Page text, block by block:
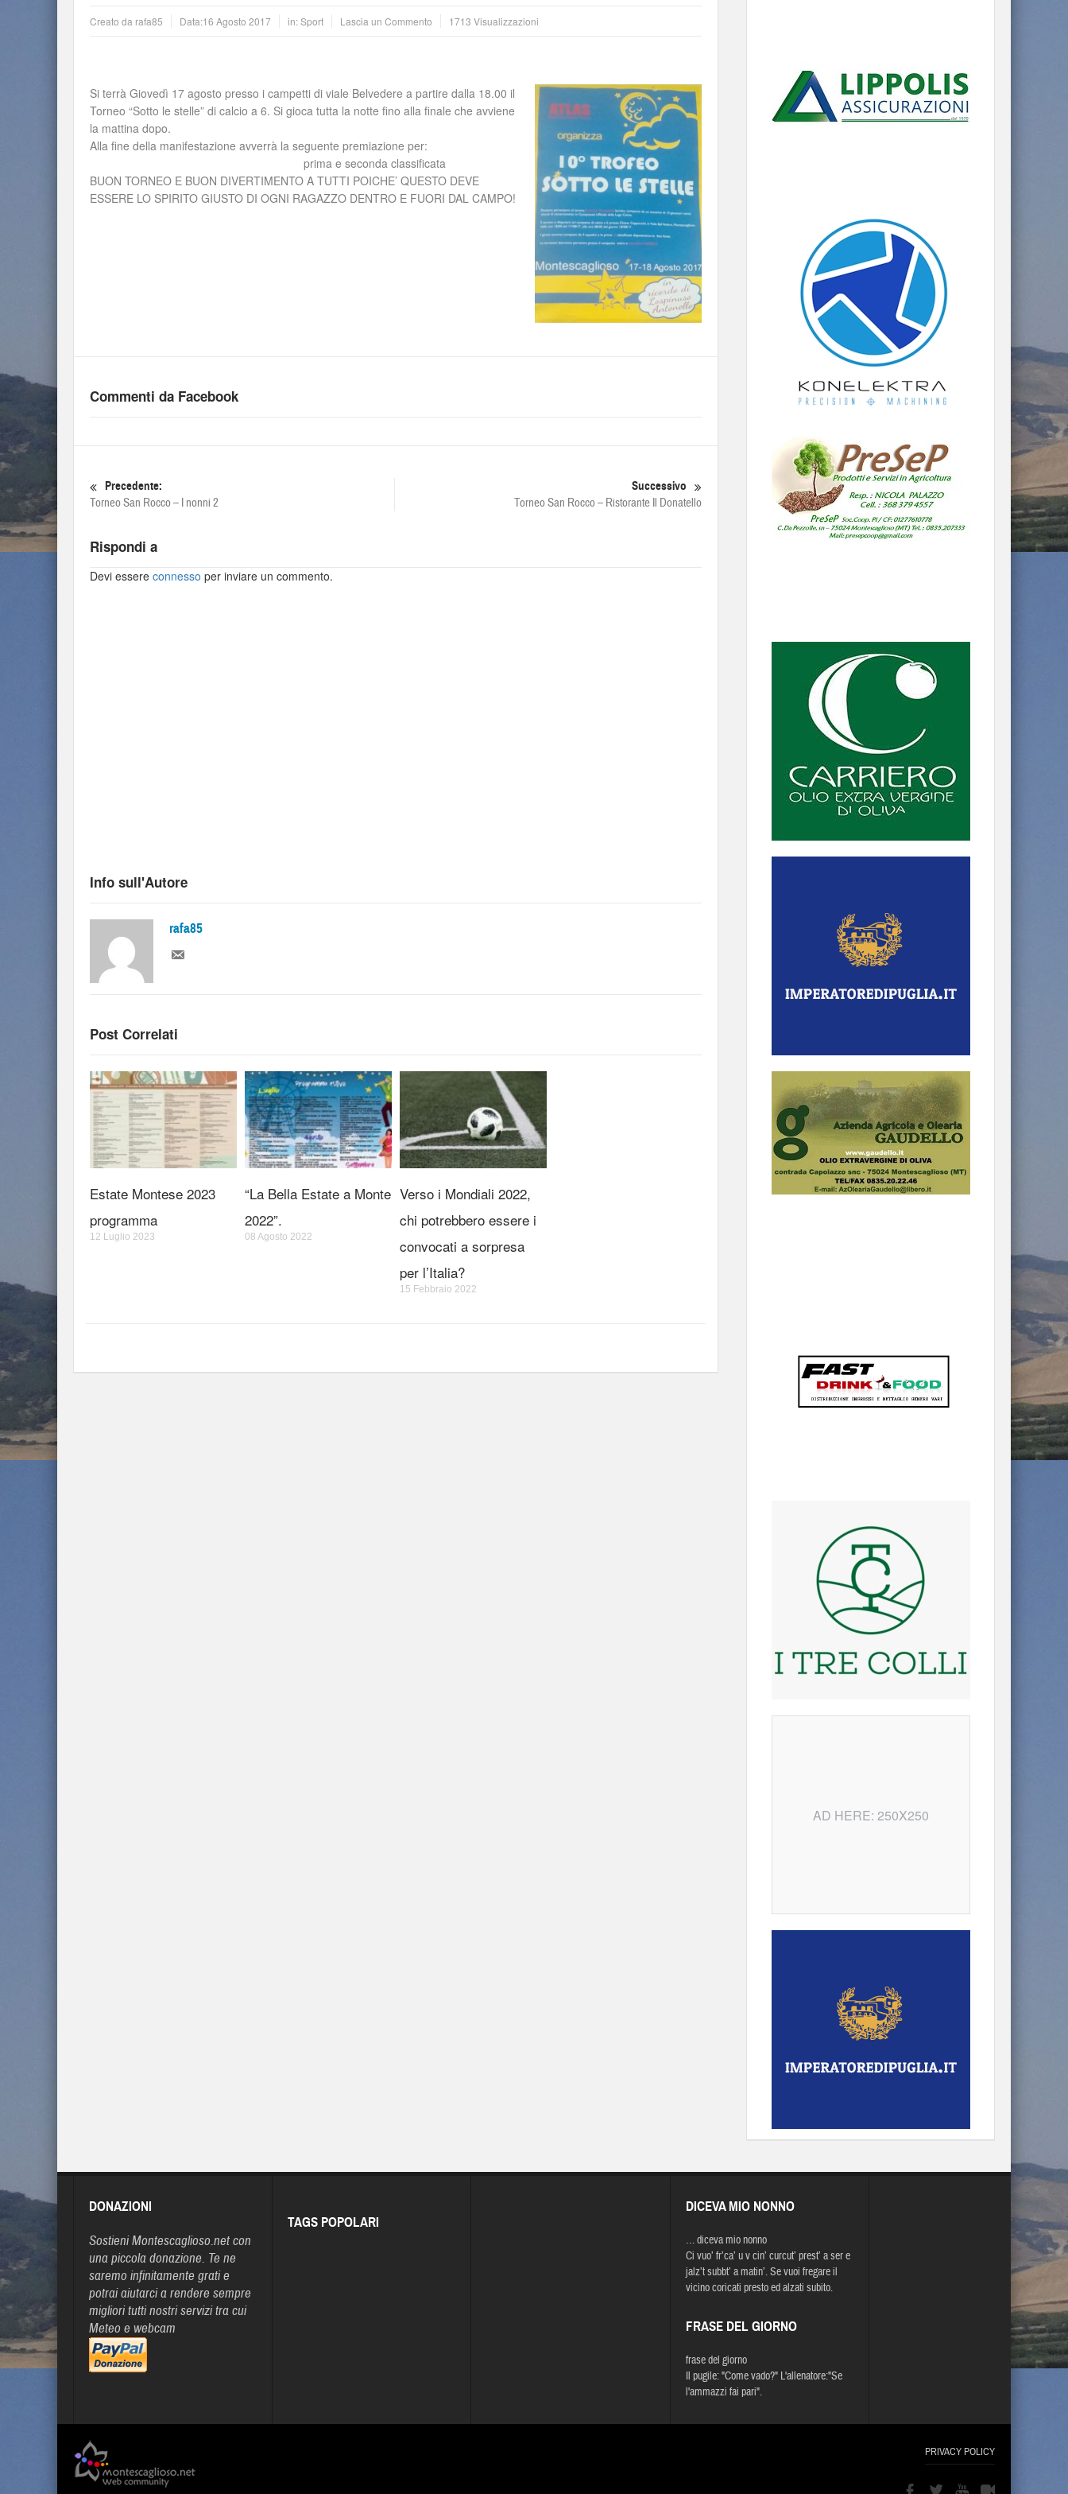
Creato da rafa85 Data:16 Agosto 2017 in:Sport Lascia un Commento 1713 Visualizzazioni
Si terrà Giovedì 17 agosto presso i campetti di viale Belvedere a partire dalla 18.00 il
Torneo “Sotto le stelle” di calcio a 6. Si gioca tutta la notte fino alla finale che avviene
la mattina dopo.
Alla fine della manifestazione avverrà la seguente premiazione per:
prima e seconda classificata
BUON TORNEO E BUON DIVERTIMENTO A TUTTI POICHE’ QUESTO DEVE
ESSERE LO SPIRITO GIUSTO DI OGNI RAGAZZO DENTRO E FUORI DAL CAMPO!
Commenti da Facebook
Precedente:
Torneo San Rocco – I nonni 2
Successivo
Torneo San Rocco – Ristorante Il Donatello
Rispondi a
Devi essere connesso per inviare un commento.
Info sull'Autore
rafa85
Post Correlati
Estate Montese 2023
programma
12 Luglio 2023
“La Bella Estate a Monte
2022”.
08 Agosto 2022
Verso i Mondiali 2022,
chi potrebbero essere i
convocati a sorpresa
per l’Italia?
15 Febbraio 2022
AD HERE: 250X250
DONAZIONI
Sostieni Montescaglioso.net con
una piccola donazione. Te ne
saremo infinitamente grati e
potrai aiutarci a rendere sempre
migliori tutti nostri servizi tra cui
Meteo e webcam
TAGS POPOLARI
DICEVA MIO NONNO
… diceva mio nonno
Ci vuo’ fr’ca’ u v cin’ curcut’ prest’ a ser e
jalz’t subbt’ a matin’. Se vuoi fregare il
vicino coricati presto ed alzati subito.
FRASE DEL GIORNO
frase del giorno
Il pugile: "Come vado?" L'allenatore:"Se
l'ammazzi fai pari".
PRIVACY POLICY